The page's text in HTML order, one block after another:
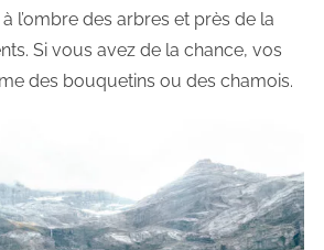
l’ombre des arbres et près de la
Si vous avez de la chance, vos
des bouquetins ou des chamois.